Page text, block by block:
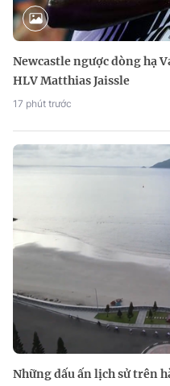
Newcastle ngược dòng hạ
HLV Matthias Jaissle
17 phút trước
Những dấu ấn lịch sử trên